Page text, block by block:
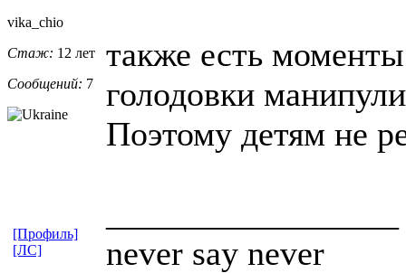
vika_chio
Стаж: 12 лет
Сообщений: 7
также есть
голодовки
Поэтому детям не
never say never
[Профиль]
[ЛС]